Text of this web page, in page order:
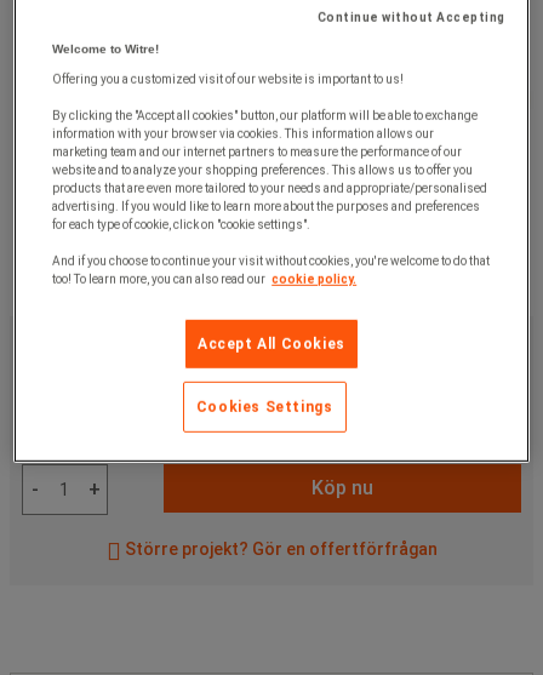
exkl. moms
-
+ Köp nu
Större projekt? Gör en offertförfrågan
Continue without Accepting
Welcome to Witre!
Offering you a customized visit of our website is important to us!
By clicking the "Accept all cookies" button, our platform will be able to exchange
information with your browser via cookies. This information allows our
marketing team and our internet partners to measure the performance of our
website and to analyze your shopping preferences. This allows us to offer you
products that are even more tailored to your needs and appropriate/personalised
advertising. If you would like to learn more about the purposes and preferences
for each type of cookie, click on "cookie settings".
And if you choose to continue your visit without cookies, you're welcome to do that
too! To learn more, you can also read our cookie policy.
Accept All Cookies
Cookies Settings